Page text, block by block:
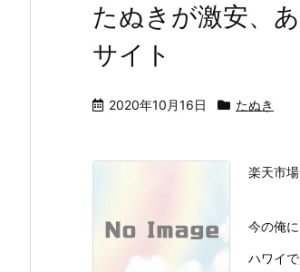
たぬきが激安、
サイト
2020年10月16日 たぬき
楽天市場
今の俺
ハワイ